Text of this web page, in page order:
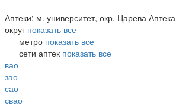
Аптеки: м. университет, окр. Царева Аптека
округ показать все
метро показать все
сети аптек показать все
вао
зао
сао
свао